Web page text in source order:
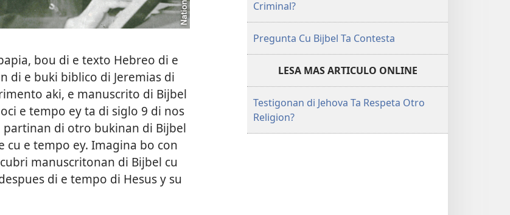
bou di e texto Hebreo di e
di e buki biblico di Jeremias di
aki, e manuscrito di Bijbel
e tempo ey ta di siglo 9 di nos
partinan di otro bukinan di Bijbel
cu e tempo ey. Imagina bo con
manuscritonan di Bijbel cu
di e tempo di Hesus y su
Criminal?
Pregunta Cu Bijbel Ta Contesta
LESA MAS ARTICULO ONLINE
Testigonan di Jehova Ta Respeta Otro
Religion?